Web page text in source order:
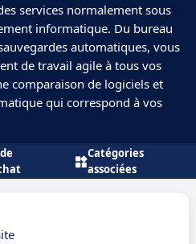
services normalement sous
informatique. Du bureau
automatiques, vous
de travail agile à tous vos
comparaison de logiciels et
qui correspond à vos
Catégories
associées